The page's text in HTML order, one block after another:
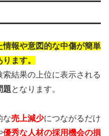
報や意図的な中傷が簡単
ます。
結果の上位に表示される
題となります。
な売上減少につながるだけ
優秀な人材の採用機会の損